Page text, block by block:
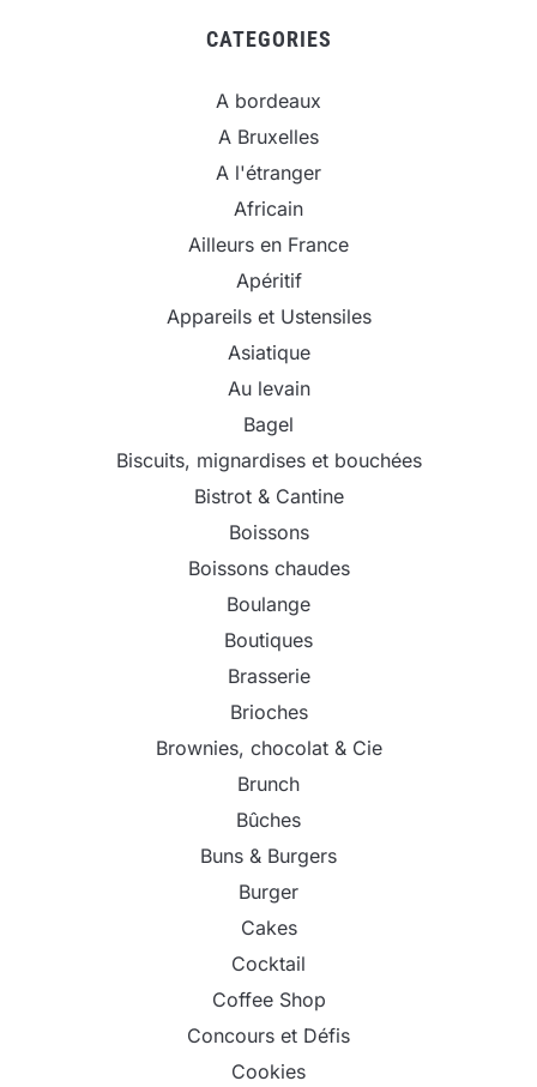
CATEGORIES
A bordeaux
A Bruxelles
A l'étranger
Africain
Ailleurs en France
Apéritif
Appareils et Ustensiles
Asiatique
Au levain
Bagel
Biscuits, mignardises et bouchées
Bistrot & Cantine
Boissons
Boissons chaudes
Boulange
Boutiques
Brasserie
Brioches
Brownies, chocolat & Cie
Brunch
Bûches
Buns & Burgers
Burger
Cakes
Cocktail
Coffee Shop
Concours et Défis
Cookies